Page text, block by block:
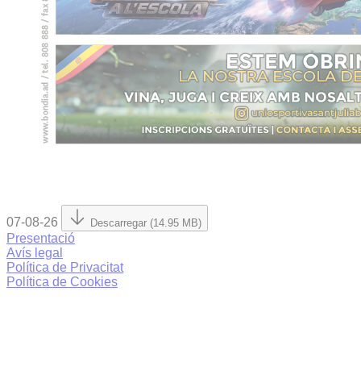
07-08-26 Descarregar (14.95 MB)
Presentació
Avís legal
Política de Privacitat
Política de Cookies